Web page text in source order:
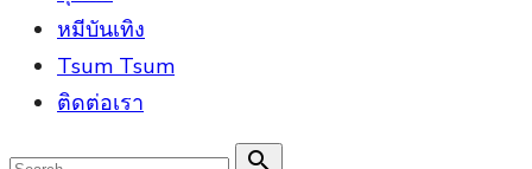
หมีบันเทิง
Tsum Tsum
ติดต่อเรา
Search
